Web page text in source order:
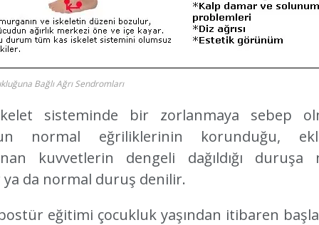
Bağlı Ağrı Sendromları
sisteminde bir zorlanmaya sebep
normal eğriliklerinin korunduğu,
kuvvetlerin dengeli dağıldığı duruşa
da normal duruş denilir.
eğitimi çocukluk yaşından itibaren